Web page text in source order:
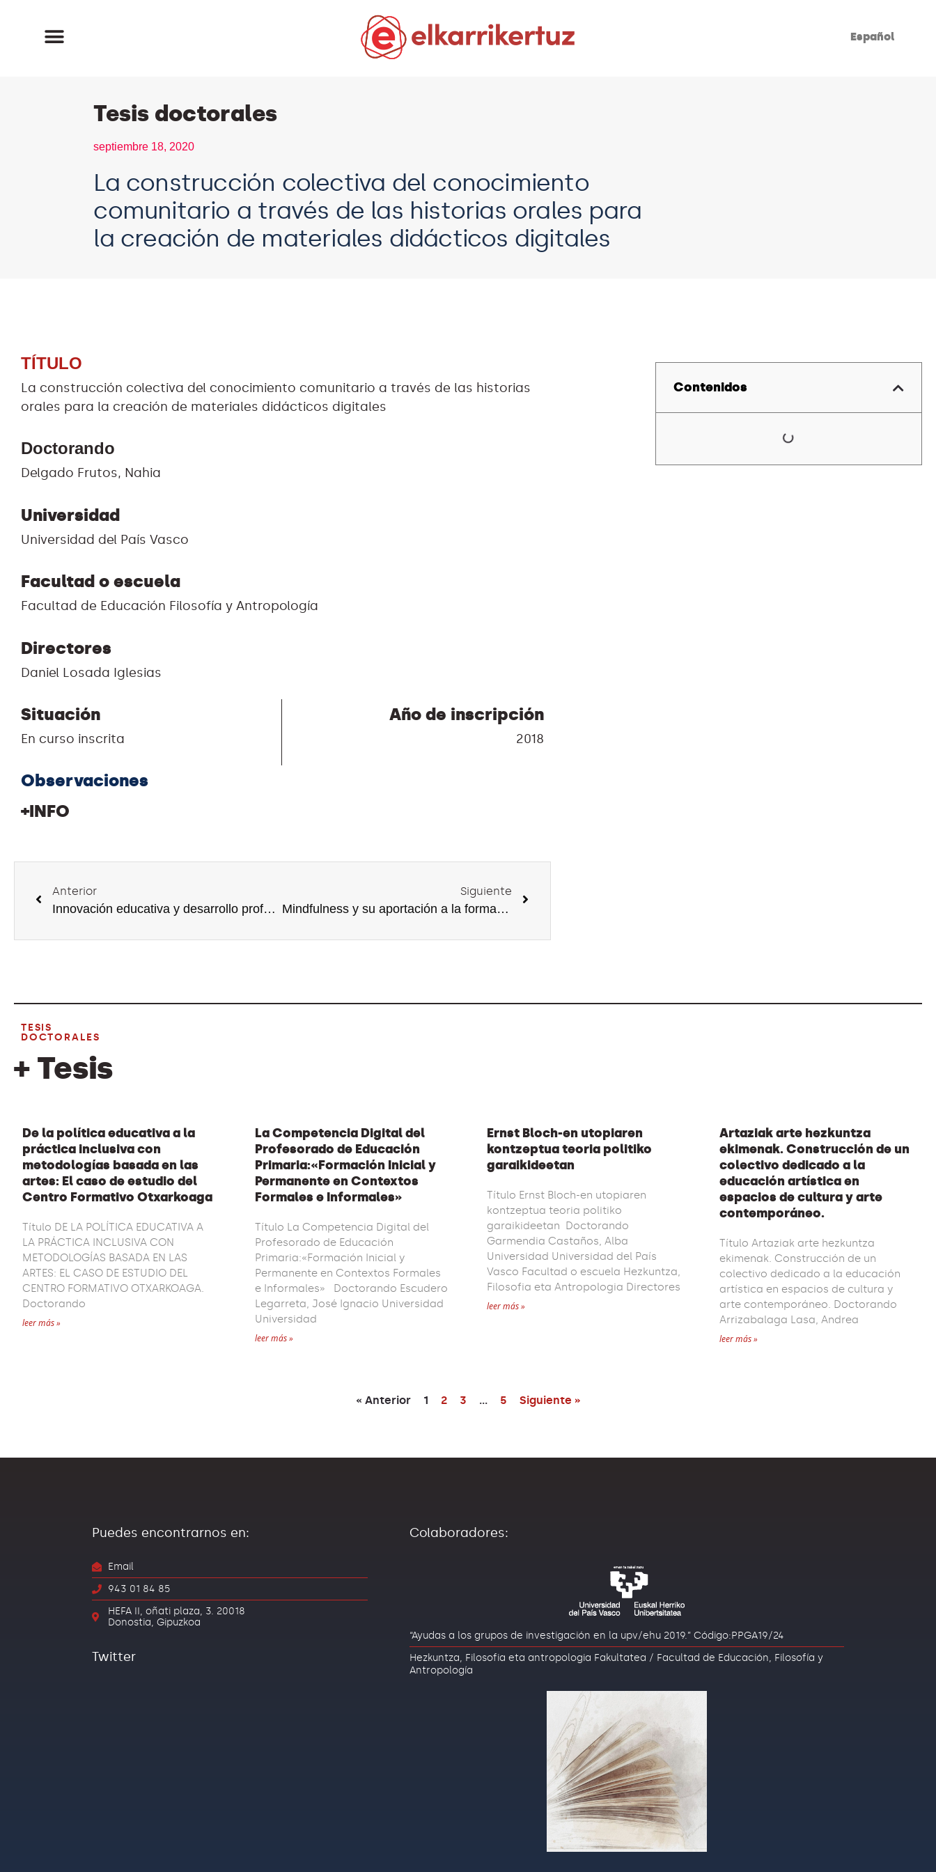
Español
Tesis doctorales
septiembre 18, 2020
La construcción colectiva del conocimiento
comunitario a través de las historias orales para
la creación de materiales didácticos digitales
TÍTULO
La construcción colectiva del conocimiento comunitario a través de las historias
orales para la creación de materiales didácticos digitales
Doctorando
Delgado Frutos, Nahia
Universidad
Universidad del País Vasco
Facultad o escuela
Facultad de Educación Filosofía y Antropología
Directores
Daniel Losada Iglesias
Situación
En curso inscrita
Año de inscripción
2018
Observaciones
+INFO
Anterior
Innovación educativa y desarrollo profesional: el caso de la Escuela Pública de Antzuola
Siguiente
Mindfulness y su aportación a la formación de un nuevo modelo de profesorado
Contenidos
TESIS
DOCTORALES
+ Tesis
De la política educativa a la
práctica inclusiva con
metodologías basada en las
artes: El caso de estudio del
Centro Formativo Otxarkoaga
Título DE LA POLÍTICA EDUCATIVA A
LA PRÁCTICA INCLUSIVA CON
METODOLOGÍAS BASADA EN LAS
ARTES: EL CASO DE ESTUDIO DEL
CENTRO FORMATIVO OTXARKOAGA.
Doctorando
leer más »
La Competencia Digital del
Profesorado de Educación
Primaria:«Formación Inicial y
Permanente en Contextos
Formales e Informales»
Título La Competencia Digital del
Profesorado de Educación
Primaria:«Formación Inicial y
Permanente en Contextos Formales
e Informales» Doctorando Escudero
Legarreta, José Ignacio Universidad
Universidad
leer más »
Ernst Bloch-en utopiaren
kontzeptua teoria politiko
garaikideetan
Título Ernst Bloch-en utopiaren
kontzeptua teoria politiko
garaikideetan Doctorando
Garmendia Castaños, Alba
Universidad Universidad del País
Vasco Facultad o escuela Hezkuntza,
Filosofia eta Antropologia Directores
leer más »
Artaziak arte hezkuntza
ekimenak. Construcción de un
colectivo dedicado a la
educación artística en
espacios de cultura y arte
contemporáneo.
Título Artaziak arte hezkuntza
ekimenak. Construcción de un
colectivo dedicado a la educación
artística en espacios de cultura y
arte contemporáneo. Doctorando
Arrizabalaga Lasa, Andrea
leer más »
« Anterior 1 2 3 … 5 Siguiente »
Puedes encontrarnos en:
Email
943 01 84 85
HEFA II, oñati plaza, 3. 20018
Donostia, Gipuzkoa
Twitter
Colaboradores:
“Ayudas a los grupos de investigación en la upv/ehu 2019.” Código:PPGA19/24
Hezkuntza, Filosofia eta antropologia Fakultatea / Facultad de Educación, Filosofía y
Antropología